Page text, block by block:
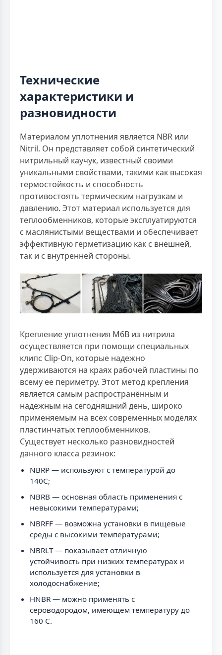
Технические
характеристики и
разновидности
Материалом уплотнения является NBR или
Nitril. Он представляет собой синтетический
нитрильный каучук, известный своими
уникальными свойствами, такими как высокая
термостойкость и способность
противостоять термическим нагрузкам и
давлению. Этот материал используется для
теплообменников, которые эксплуатируются
с маслянистыми веществами и обеспечивает
эффективную герметизацию как с внешней,
так и с внутренней стороны.
Крепление уплотнения M6B из нитрила
осуществляется при помощи специальных
клипс Clip-On, которые надежно
удерживаются на краях рабочей пластины по
всему ее периметру. Этот метод крепления
является самым распространённым и
надежным на сегодняшний день, широко
применяемым на всех современных моделях
пластинчатых теплообменников.
Существует несколько разновидностей
данного класса резинок:
NBRP — используют с температурой до
140C;
NBRB — основная область применения с
невысокими температурами;
NBRFF — возможна установки в пищевые
среды с высокими температурами;
NBRLT — показывает отличную
устойчивость при низких температурах и
используется для установки в
холодоснабжение;
HNBR — можно применять с
сероводородом, имеющем температуру до
160 C.